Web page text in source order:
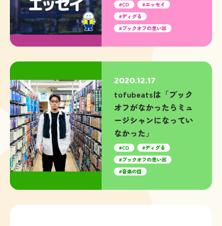
CD
エッセイ
ディグる
ブックオフの思い出
2020.12.17
tofubeatsは「ブック
オフがなかったらミュ
ージシャンになってい
なかった」
CD
ディグる
ブックオフの思い出
音楽の話